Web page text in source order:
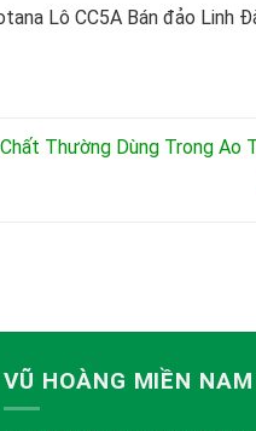
Lô CC5A Bán đảo Linh
Thường Dùng Trong Ao
VŨ HOÀNG MIỀN NAM